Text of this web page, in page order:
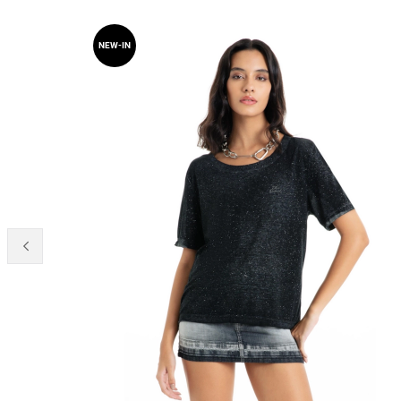
NEW-IN